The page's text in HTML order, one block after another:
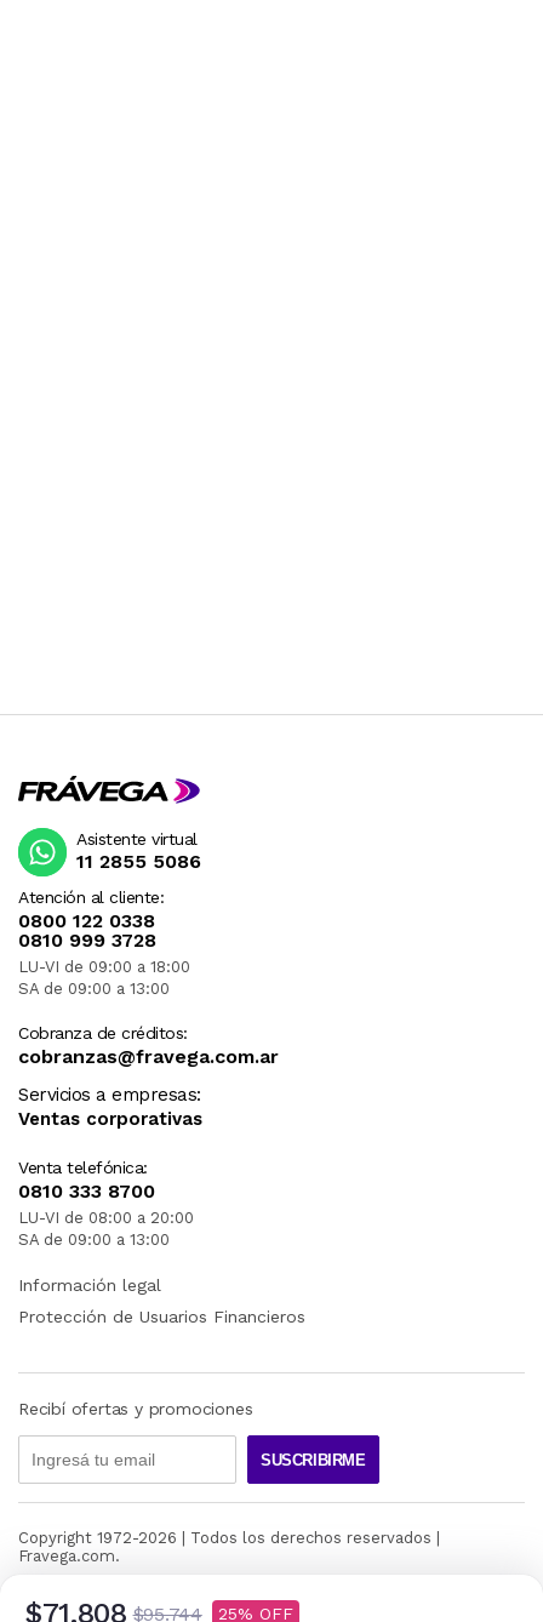
$71.808 $95.744 25
Atención al cliente:
0800 122 0338
0810 999 3728
LU-VI de 09:00 a 18:00
SA de 09:00 a 13:00
Cobranza de créditos:
cobranzas@fravega.com.ar
Servicios a empresas:
Ventas corporativas
Venta telefónica:
0810 333 8700
LU-VI de 08:00 a 20:00
SA de 09:00 a 13:00
Asistente virtual
11 2855 5086
Información legal
Protección de Usuarios Financieros
Recibí ofertas y promociones
SUSCRIBIRME
Copyright 1972-2026 | Todos los derechos reservados |
Fravega.com.